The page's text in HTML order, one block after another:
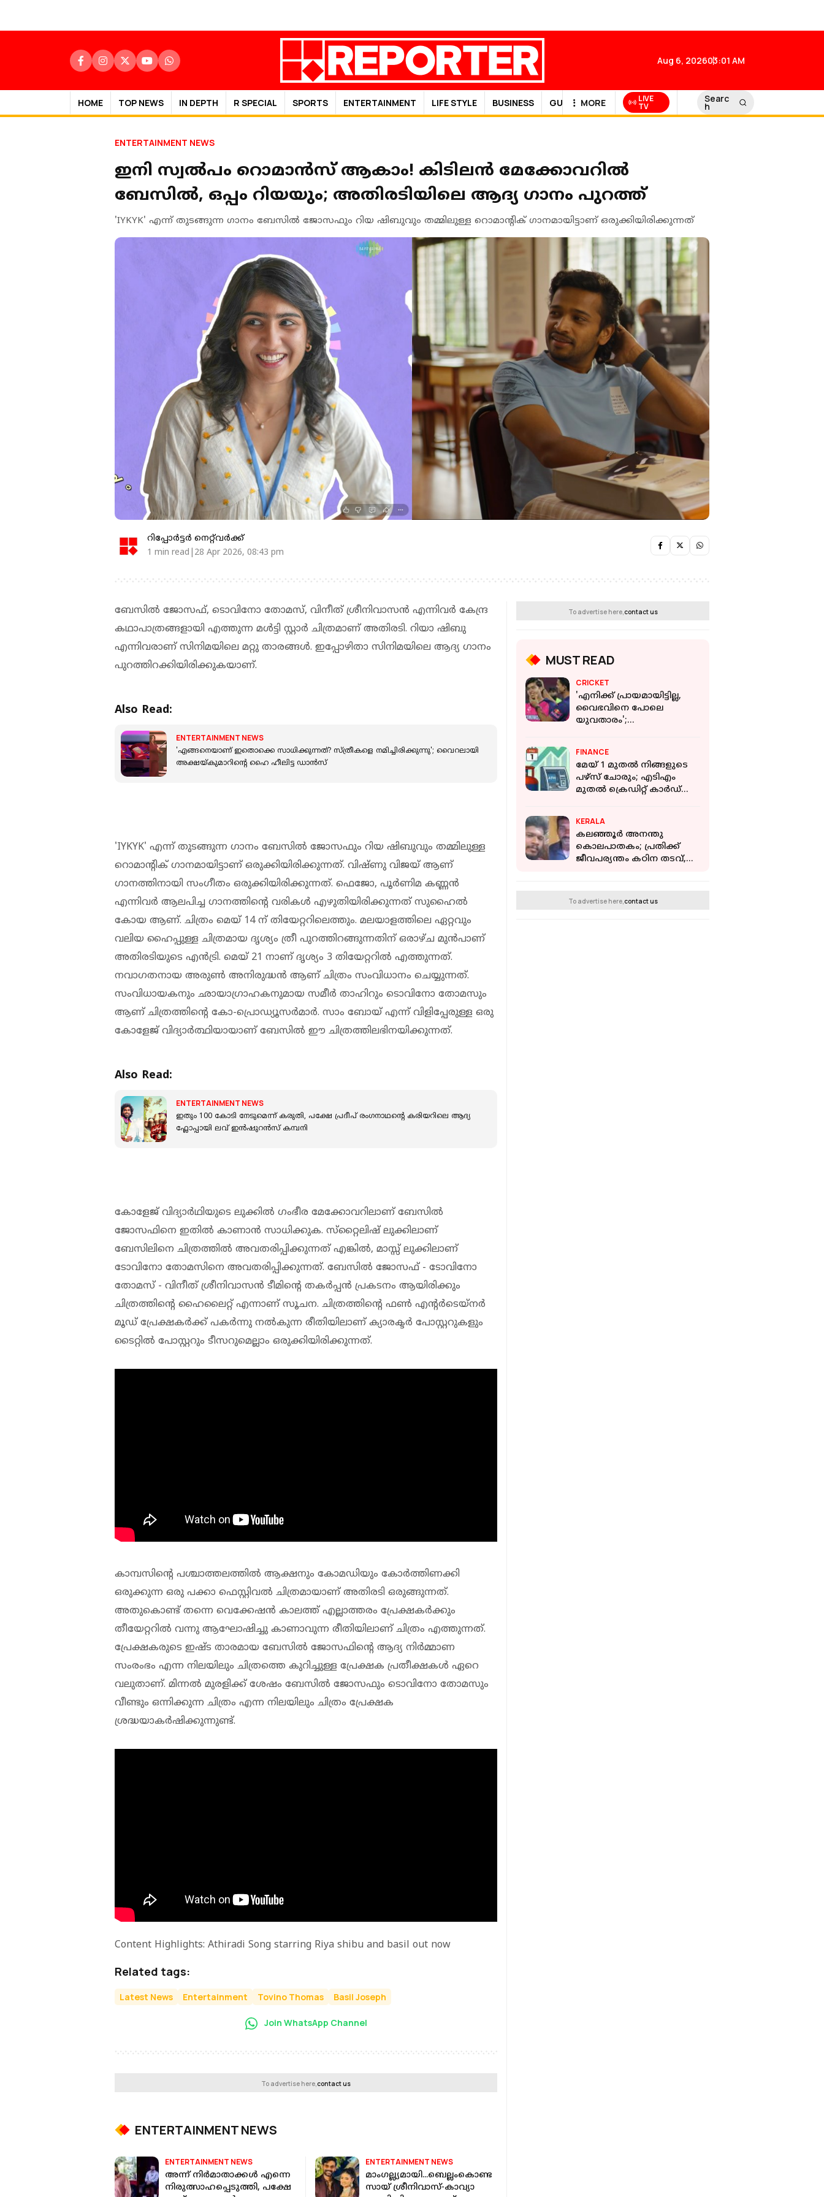
Aug 6, 202603:01 AM
HOME TOP NEWS IN DEPTH R SPECIAL SPORTS ENTERTAINMENT LIFE STYLE BUSINESS GULF NEWS
MORE LIVE
TV
Searc
h
ENTERTAINMENT NEWS
ഇനി സ്വൽപം റൊമാൻസ് ആകാം! കിടിലൻ മേക്കോവറിൽ
ബേസിൽ, ഒപ്പം റിയയും; അതിരടിയിലെ ആദ്യ ഗാനം പുറത്ത്
'IYKYK' എന്ന് തുടങ്ങുന്ന ഗാനം ബേസിൽ ജോസഫും റിയ ഷിബുവും തമ്മിലുള്ള റൊമാന്റിക് ഗാനമായിട്ടാണ് ഒരുക്കിയിരിക്കുന്നത്
റിപ്പോർട്ടർ നെറ്റ്‌വര്‍ക്ക്‌
1 min read|28 Apr 2026, 08:43 pm
ബേസില്‍ ജോസഫ്, ടൊവിനോ തോമസ്, വിനീത് ശ്രീനിവാസന്‍ എന്നിവര്‍ കേന്ദ്ര
കഥാപാത്രങ്ങളായി എത്തുന്ന മള്‍ട്ടി സ്റ്റാര്‍ ചിത്രമാണ് അതിരടി. റിയാ ഷിബു
എന്നിവരാണ് സിനിമയിലെ മറ്റു താരങ്ങൾ. ഇപ്പോഴിതാ സിനിമയിലെ ആദ്യ ഗാനം
പുറത്തിറക്കിയിരിക്കുകയാണ്.
Also Read:
ENTERTAINMENT NEWS
'എങ്ങനെയാണ് ഇതൊക്കെ സാധിക്കുന്നത്? സ്ത്രീകളെ നമിച്ചിരിക്കുന്നു'; വൈറലായി
അക്ഷയ്കുമാറിന്റെ ഹൈ ഹീലിട്ട ഡാന്‍സ്
'IYKYK' എന്ന് തുടങ്ങുന്ന ഗാനം ബേസിൽ ജോസഫും റിയ ഷിബുവും തമ്മിലുള്ള
റൊമാന്റിക് ഗാനമായിട്ടാണ് ഒരുക്കിയിരിക്കുന്നത്. വിഷ്ണു വിജയ് ആണ്
ഗാനത്തിനായി സംഗീതം ഒരുക്കിയിരിക്കുന്നത്. ഫെജോ, പൂർണിമ കണ്ണൻ
എന്നിവർ ആലപിച്ച ഗാനത്തിന്റെ വരികൾ എഴുതിയിരിക്കുന്നത് സുഹൈൽ
കോയ ആണ്. ചിത്രം മെയ് 14 ന് തിയേറ്ററിലെത്തും. മലയാളത്തിലെ ഏറ്റവും
വലിയ ഹൈപ്പുള്ള ചിത്രമായ ദൃശ്യം ത്രീ പുറത്തിറങ്ങുന്നതിന് ഒരാഴ്ച മുൻപാണ്
അതിരടിയുടെ എൻട്രി. മെയ് 21 നാണ് ദൃശ്യം 3 തിയേറ്ററിൽ എത്തുന്നത്.
നവാഗതനായ അരുണ്‍ അനിരുദ്ധന്‍ ആണ് ചിത്രം സംവിധാനം ചെയ്യുന്നത്.
സംവിധായകനും ഛായാഗ്രാഹകനുമായ സമീര്‍ താഹിറും ടൊവിനോ തോമസും
ആണ് ചിത്രത്തിന്റെ കോ-പ്രൊഡ്യൂസര്‍മാര്‍. സാം ബോയ് എന്ന് വിളിപ്പേരുള്ള ഒരു
കോളേജ് വിദ്യാര്‍ത്ഥിയായാണ് ബേസില്‍ ഈ ചിത്രത്തിലഭിനയിക്കുന്നത്.
Also Read:
ENTERTAINMENT NEWS
ഇതും 100 കോടി നേടുമെന്ന് കരുതി, പക്ഷേ പ്രദീപ് രംഗനാഥന്റെ കരിയറിലെ ആദ്യ
ഫ്ലോപ്പായി ലവ് ഇൻഷുറൻസ് കമ്പനി
കോളേജ് വിദ്യാര്‍ഥിയുടെ ലുക്കില്‍ ഗംഭീര മേക്കോവറിലാണ് ബേസില്‍
ജോസഫിനെ ഇതില്‍ കാണാന്‍ സാധിക്കുക. സ്‌റ്റൈലിഷ് ലുക്കിലാണ്
ബേസിലിനെ ചിത്രത്തില്‍ അവതരിപ്പിക്കുന്നത് എങ്കില്‍, മാസ്സ് ലുക്കിലാണ്
ടോവിനോ തോമസിനെ അവതരിപ്പിക്കുന്നത്. ബേസില്‍ ജോസഫ് - ടോവിനോ
തോമസ് - വിനീത് ശ്രീനിവാസന്‍ ടീമിന്റെ തകര്‍പ്പന്‍ പ്രകടനം ആയിരിക്കും
ചിത്രത്തിന്റെ ഹൈലൈറ്റ് എന്നാണ് സൂചന. ചിത്രത്തിന്റെ ഫണ്‍ എന്റര്‍ടെയ്‌നര്‍
മൂഡ് പ്രേക്ഷകര്‍ക്ക് പകര്‍ന്നു നല്‍കുന്ന രീതിയിലാണ് ക്യാരക്ടര്‍ പോസ്റ്ററുകളും
ടൈറ്റില്‍ പോസ്റ്ററും ടീസറുമെല്ലാം ഒരുക്കിയിരിക്കുന്നത്.
കാമ്പസിന്റെ പശ്ചാത്തലത്തില്‍ ആക്ഷനും കോമഡിയും കോര്‍ത്തിണക്കി
ഒരുക്കുന്ന ഒരു പക്കാ ഫെസ്റ്റിവല്‍ ചിത്രമായാണ് അതിരടി ഒരുങ്ങുന്നത്.
അതുകൊണ്ട് തന്നെ വെക്കേഷന്‍ കാലത്ത് എല്ലാത്തരം പ്രേക്ഷകര്‍ക്കും
തീയേറ്ററില്‍ വന്നു ആഘോഷിച്ചു കാണാവുന്ന രീതിയിലാണ് ചിത്രം എത്തുന്നത്.
പ്രേക്ഷകരുടെ ഇഷ്ട താരമായ ബേസില്‍ ജോസഫിന്റെ ആദ്യ നിര്‍മ്മാണ
സംരംഭം എന്ന നിലയിലും ചിത്രത്തെ കുറിച്ചുള്ള പ്രേക്ഷക പ്രതീക്ഷകള്‍ ഏറെ
വലുതാണ്. മിന്നല്‍ മുരളിക്ക് ശേഷം ബേസില്‍ ജോസഫും ടൊവിനോ തോമസും
വീണ്ടും ഒന്നിക്കുന്ന ചിത്രം എന്ന നിലയിലും ചിത്രം പ്രേക്ഷക
ശ്രദ്ധയാകര്‍ഷിക്കുന്നുണ്ട്.
Content Highlights: Athiradi Song starring Riya shibu and basil out now
Related tags:
Latest News Entertainment Tovino Thomas Basil Joseph
Join WhatsApp Channel
To advertise here,contact us
ENTERTAINMENT NEWS
ENTERTAINMENT NEWS
അന്ന് നിർമാതാക്കൾ എന്നെ
നിരുത്സാഹപ്പെടുത്തി, പക്ഷേ
ENTERTAINMENT NEWS
മാംഗല്ല്യമായി...ബെല്ലംകൊണ്ട
സായ് ശ്രീനിവാസ്-കാവ്യാ
To advertise here, contact us
MUST READ
CRICKET
'എനിക്ക് പ്രായമായിട്ടില്ല,
വൈഭവിനെ പോലെ
യുവതാരം';
FINANCE
മേയ് 1 മുതല്‍ നിങ്ങളുടെ
പഴ്‌സ് ചോരും; എടിഎം
മുതല്‍ ക്രെഡിറ്റ് കാര്‍ഡ്
KERALA
കലഞ്ഞൂര്‍ അനന്തു
കൊലപാതകം; പ്രതിക്ക്
ജീവപര്യന്തം കഠിന തടവ്,
To advertise here, contact us